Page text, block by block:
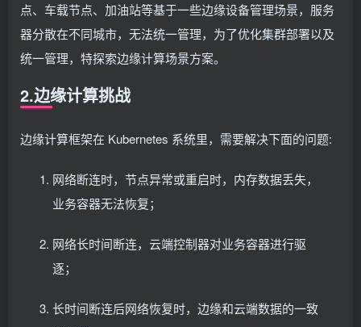
点、车载节点、加油站等基于一些边缘设备管理场景，服务
器分散在不同城市，无法统一管理，为了优化集群部署以及
统一管理，特探索边缘计算场景方案。
2.边缘计算挑战
边缘计算框架在 Kubernetes 系统里，需要解决下面的问题:
网络断连时，节点异常或重启时，内存数据丢失，
业务容器无法恢复；
网络长时间断连，云端控制器对业务容器进行驱
逐；
长时间断连后网络恢复时，边缘和云端数据的一致